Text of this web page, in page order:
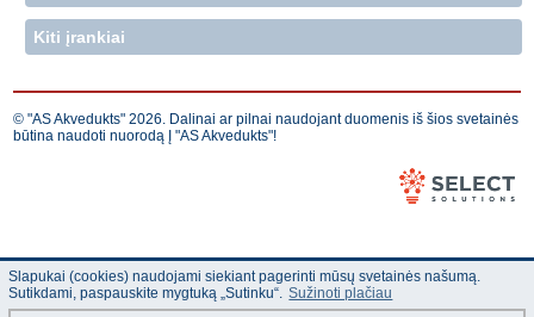
Kiti įrankiai
© "AS Akvedukts" 2026. Dalinai ar pilnai naudojant duomenis iš šios svetainės
būtina naudoti nuorodą Į "AS Akvedukts"!
Slapukai (cookies) naudojami siekiant pagerinti mūsų svetainės našumą.
Sutikdami, paspauskite mygtuką „Sutinku“. Sužinoti plačiau